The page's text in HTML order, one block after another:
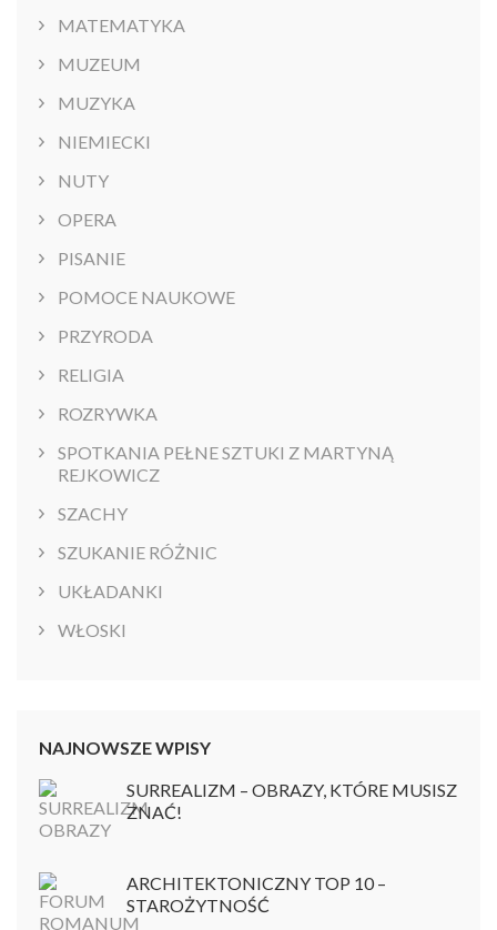
MATEMATYKA
MUZEUM
MUZYKA
NIEMIECKI
NUTY
OPERA
PISANIE
POMOCE NAUKOWE
PRZYRODA
RELIGIA
ROZRYWKA
SPOTKANIA PEŁNE SZTUKI Z MARTYNĄ
REJKOWICZ
SZACHY
SZUKANIE RÓŻNIC
UKŁADANKI
WŁOSKI
NAJNOWSZE WPISY
SURREALIZM – OBRAZY, KTÓRE MUSISZ
ZNAĆ!
ARCHITEKTONICZNY TOP 10 –
STAROŻYTNOŚĆ